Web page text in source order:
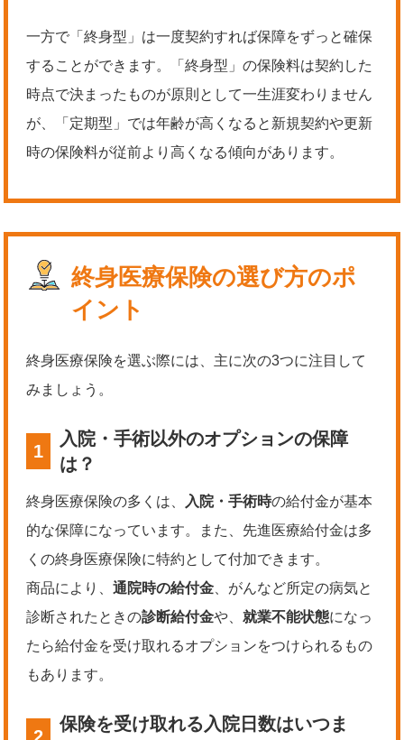
一方で「終身型」は一度契約すれば保障をずっと確保
することができます。「終身型」の保険料は契約した
時点で決まったものが原則として一生涯変わりません
が、「定期型」では年齢が高くなると新規契約や更新
時の保険料が従前より高くなる傾向があります。
終身医療保険の選び方のポ
イント
終身医療保険を選ぶ際には、主に次の3つに注目して
みましょう。
1
入院・手術以外のオプションの保障
は？
終身医療保険の多くは、 入院・手術時の給付金が基本
的な保障になっています。また、先進医療給付金は多
くの終身医療保険に特約として付加できます。
商品により、 通院時の給付金 、がんなど所定の病気と
診断されたときの診断給付金や、 就業不能状態になっ
たら給付金を受け取れるオプションをつけられるもの
もあります。
保険を受け取れる入院日数はいつま